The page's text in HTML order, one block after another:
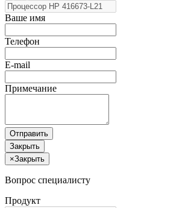
Ваше имя
Телефон
E-mail
Примечание
Отправить
Закрыть
×Закрыть
Вопрос специалисту
Продукт